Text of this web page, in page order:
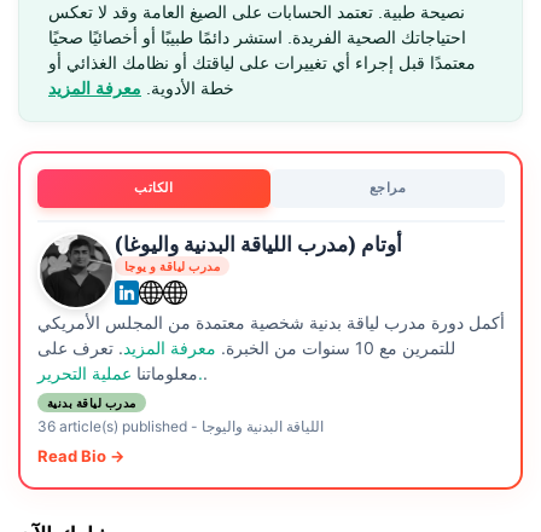
نصيحة طبية. تعتمد الحسابات على الصيغ العامة وقد لا تعكس
احتياجاتك الصحية الفريدة. استشر دائمًا طبيبًا أو أخصائيًا صحيًا
معتمدًا قبل إجراء أي تغييرات على لياقتك أو نظامك الغذائي أو
خطة الأدوية. معرفة المزيد
الكاتب مراجع
أوتام (مدرب اللياقة البدنية واليوغا)
مدرب لياقة و يوجا
أكمل دورة مدرب لياقة بدنية شخصية معتمدة من المجلس الأمريكي
للتمرين مع 10 سنوات من الخبرة.
معرفة المزيد. تعرف على
معلوماتناعملية التحرير..
مدرب لياقة بدنية
36 article(s) published- اللياقة البدنية واليوجا
Read Bio →